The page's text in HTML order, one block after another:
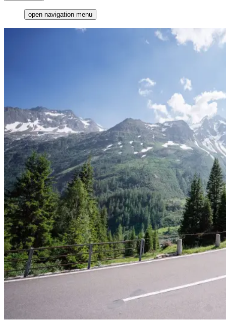
open navigation menu